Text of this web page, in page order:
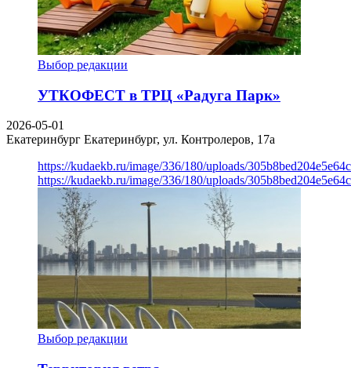
Выбор редакции
УТКОФЕСТ в ТРЦ «Радуга Парк»
2026-05-01
Екатеринбург Екатеринбург, ул. Контролеров, 17а
https://kudaekb.ru/image/336/180/uploads/
https://kudaekb.ru/image/336/180/uploads/
Выбор редакции